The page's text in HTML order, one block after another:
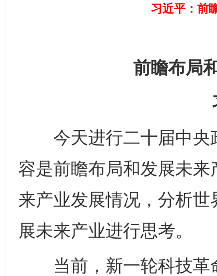
习近平：前
前瞻布局
今天进行二十届中央
容是前瞻布局和发展未
来产业发展情况，分析
展未来产业进行思考。
当前，新一轮科技革